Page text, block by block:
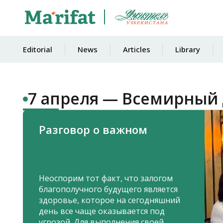
Editorial News Articles Library
7 апреля — Всемирный
Разговор о важном
Неоспорим тот факт, что залогом
благополучного будущего является
здоровье, которое на сегодняшний
день все чаще оказывается под